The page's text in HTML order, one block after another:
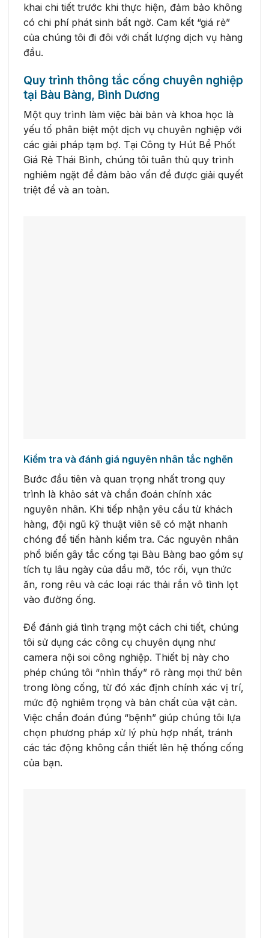
khai chi tiết trước khi thực hiện, đảm bảo không
có chi phí phát sinh bất ngờ. Cam kết “giá rẻ”
của chúng tôi đi đôi với chất lượng dịch vụ hàng
đầu.
Quy trình thông tắc cống chuyên nghiệp
tại Bàu Bàng, Bình Dương
Một quy trình làm việc bài bản và khoa học là
yếu tố phân biệt một dịch vụ chuyên nghiệp với
các giải pháp tạm bợ. Tại Công ty Hút Bể Phốt
Giá Rẻ Thái Bình, chúng tôi tuân thủ quy trình
nghiêm ngặt để đảm bảo vấn đề được giải quyết
triệt để và an toàn.
Kiểm tra và đánh giá nguyên nhân tắc nghẽn
Bước đầu tiên và quan trọng nhất trong quy
trình là khảo sát và chẩn đoán chính xác
nguyên nhân. Khi tiếp nhận yêu cầu từ khách
hàng, đội ngũ kỹ thuật viên sẽ có mặt nhanh
chóng để tiến hành kiểm tra. Các nguyên nhân
phổ biến gây tắc cống tại Bàu Bàng bao gồm sự
tích tụ lâu ngày của dầu mỡ, tóc rối, vụn thức
ăn, rong rêu và các loại rác thải rắn vô tình lọt
vào đường ống.
Để đánh giá tình trạng một cách chi tiết, chúng
tôi sử dụng các công cụ chuyên dụng như
camera nội soi công nghiệp. Thiết bị này cho
phép chúng tôi “nhìn thấy” rõ ràng mọi thứ bên
trong lòng cống, từ đó xác định chính xác vị trí,
mức độ nghiêm trọng và bản chất của vật cản.
Việc chẩn đoán đúng “bệnh” giúp chúng tôi lựa
chọn phương pháp xử lý phù hợp nhất, tránh
các tác động không cần thiết lên hệ thống cống
của bạn.